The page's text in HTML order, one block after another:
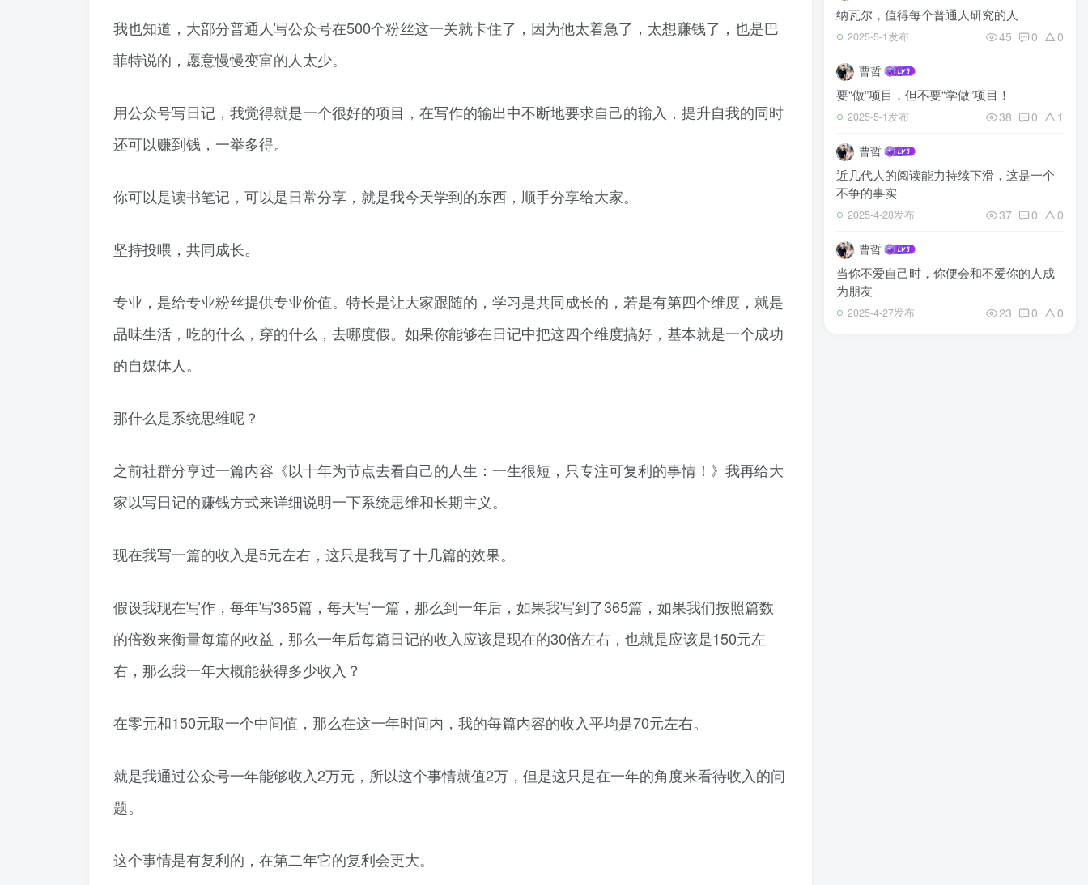
我也知道，大部分普通人写公众号在500个粉丝这一关就卡住了，因为他太着急了，太想赚钱了，也是巴
菲特说的，愿意慢慢变富的人太少。
用公众号写日记，我觉得就是一个很好的项目，在写作的输出中不断地要求自己的输入，提升自我的同时
还可以赚到钱，一举多得。
你可以是读书笔记，可以是日常分享，就是我今天学到的东西，顺手分享给大家。
坚持投喂，共同成长。
专业，是给专业粉丝提供专业价值。特长是让大家跟随的，学习是共同成长的，若是有第四个维度，就是
品味生活，吃的什么，穿的什么，去哪度假。如果你能够在日记中把这四个维度搞好，基本就是一个成功
的自媒体人。
那什么是系统思维呢？
之前社群分享过一篇内容《以十年为节点去看自己的人生：一生很短，只专注可复利的事情！》我再给大
家以写日记的赚钱方式来详细说明一下系统思维和长期主义。
现在我写一篇的收入是5元左右，这只是我写了十几篇的效果。
假设我现在写作，每年写365篇，每天写一篇，那么到一年后，如果我写到了365篇，如果我们按照篇数
的倍数来衡量每篇的收益，那么一年后每篇日记的收入应该是现在的30倍左右，也就是应该是150元左
右，那么我一年大概能获得多少收入？
在零元和150元取一个中间值，那么在这一年时间内，我的每篇内容的收入平均是70元左右。
就是我通过公众号一年能够收入2万元，所以这个事情就值2万，但是这只是在一年的角度来看待收入的问
题。
这个事情是有复利的，在第二年它的复利会更大。
纳瓦尔，值得每个普通人研究的人
2025-5-1发布 45 0 0
曹哲
要“做”项目，但不要“学做”项目！
2025-5-1发布 38 0 1
曹哲
近几代人的阅读能力持续下滑，这是一个
不争的事实
2025-4-28发布 37 0 0
曹哲
当你不爱自己时，你便会和不爱你的人成
为朋友
2025-4-27发布 23 0 0